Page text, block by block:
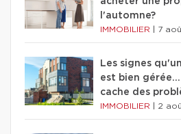
l'automne?
IMMOBILIER 7
Les signes
est bien
cache des
IMMOBILIER 2